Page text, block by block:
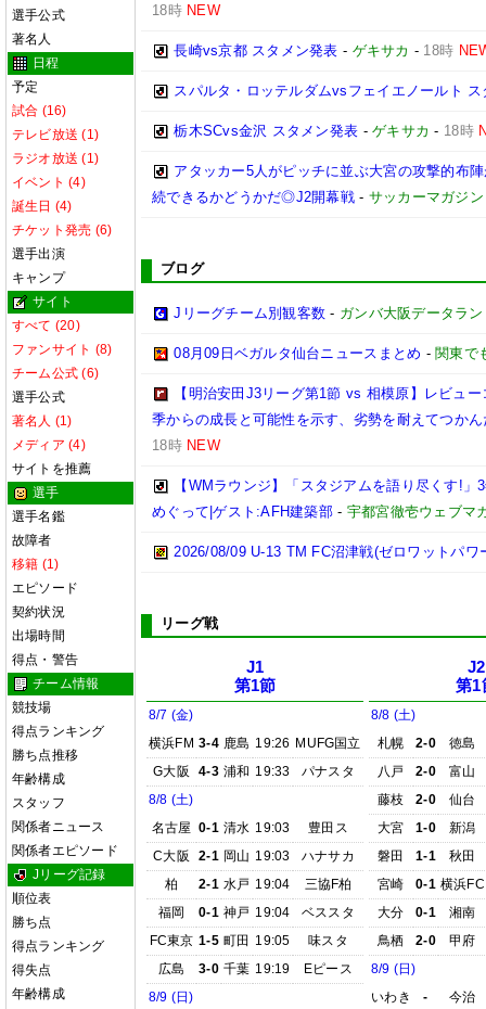
選手公式
著名人
日程
予定
試合 (16)
テレビ放送 (1)
ラジオ放送 (1)
イベント (4)
誕生日 (4)
チケット発売 (6)
選手出演
キャンプ
サイト
すべて (20)
ファンサイト (8)
チーム公式 (6)
選手公式
著名人 (1)
メディア (4)
サイトを推薦
選手
選手名鑑
故障者
移籍 (1)
エピソード
契約状況
出場時間
得点・警告
チーム情報
競技場
得点ランキング
勝ち点推移
年齢構成
スタッフ
関係者ニュース
関係者エピソード
Jリーグ記録
順位表
勝ち点
得点ランキング
得失点
年齢構成
18時 NEW
長崎vs京都 スタメン発表 - ゲキサカ - 18時
スパルタ・ロッテルダムvsフェイエノールト ス
栃木SCvs金沢 スタメン発表 -ゲキサカ - 18時
アタッカー5人がピッチに並ぶ大宮の攻撃的布
続できるかどうかだ◎J2開幕戦 - サッカーマガジン
ブログ
Jリーグチーム別観客数 - ガンバ大阪データラ
08月09日ベガルタ仙台ニュースまとめ - 関東で
【明治安田J3リーグ第1節 vs 相模原】レビュ
季からの成長と可能性を示す、劣勢を耐えてつか
18時 NEW
【WMラウンジ】「スタジアムを語り尽くす!
めぐって|ゲスト:AFH建築部 - 宇都宮徹壱ウェブマ
2026/08/09 U-13 TM FC沼津戦(ゼロワットパワ
リーグ戦
J1
第1節
8/7 (金)
横浜FM 3-4 鹿島 19:26 MUFG国立
G大阪
4-3 浦和 19:33
パナスタ
8/8 (土)
名古屋 0-1 清水 19:03
豊田ス
C大阪
2-1 岡山 19:03
ハナサカ
柏
2-1 水戸 19:04
三協F柏
福岡
0-1 神戸 19:04
ベススタ
FC東京 1-5 町田 19:05
味スタ
広島
3-0 千葉 19:19
Eピース
8/9 (日)
J2
第1
8/8 (土)
札幌
2-0
徳島
八戸
2-0
富山
藤枝
2-0
仙台
大宮
1-0
新潟
磐田
1-1
秋田
宮崎
0-1 横浜FC
大分
0-1
湘南
鳥栖
2-0
甲府
8/9 (日)
いわき
-
今治